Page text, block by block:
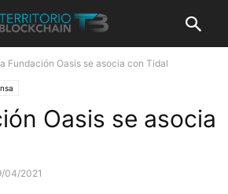
Fundación Oasis se asocia con Tidal
Oasis se asocia
04/2021